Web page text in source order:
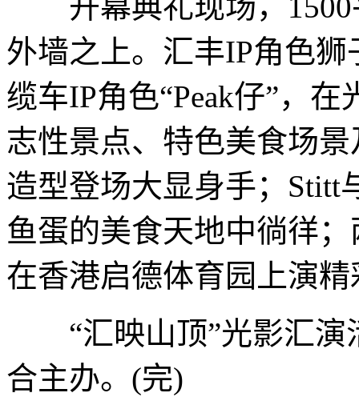
开幕典礼现场，1500
外墙之上。汇丰IP角色狮
缆车IP角色“Peak仔”，
志性景点、特色美食场
造型登场大显身手；Stitt
鱼蛋的美食天地中徜徉
在香港启德体育园上演
“汇映山顶”光影汇演
合主办。(完)